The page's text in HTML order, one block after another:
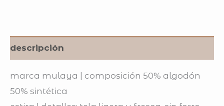
descripción
marca mulaya | composición 50% algodón
50% sintética